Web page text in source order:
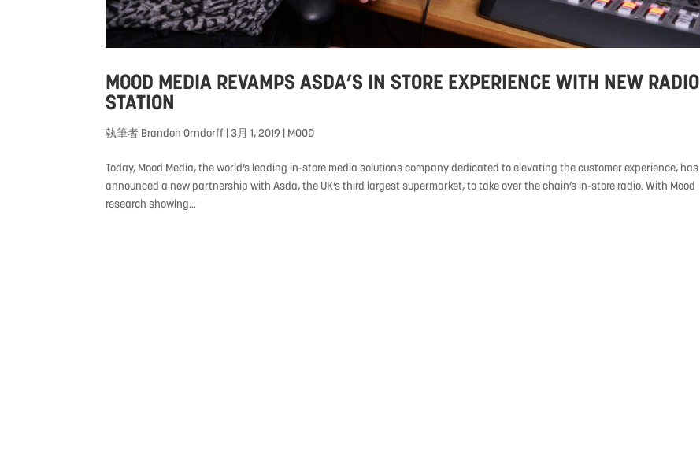
MOOD MEDIA REVAMPS ASDA’S IN STORE EXPERIENCE WITH NEW RADIO
STATION
執筆者 Brandon Orndorff |3月 1, 2019 | MOOD
Today, Mood Media, the world’s leading in-store media solutions company dedicated to elevating the customer experience, has
announced a new partnership with Asda, the UK’s third largest supermarket, to take over the chain’s in-store radio. With Mood
research showing...